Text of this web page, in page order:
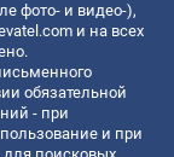
фото- и видео-),
и на всех
обязательной
- при
и при